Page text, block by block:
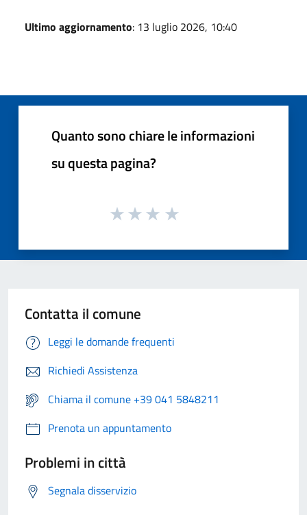
Ultimo aggiornamento: 13 luglio 2026, 10:40
Quanto sono chiare le informazioni
su questa pagina?
Contatta il comune
Leggi le domande frequenti
Richiedi Assistenza
Chiama il comune +39 041 5848211
Prenota un appuntamento
Problemi in città
Segnala disservizio